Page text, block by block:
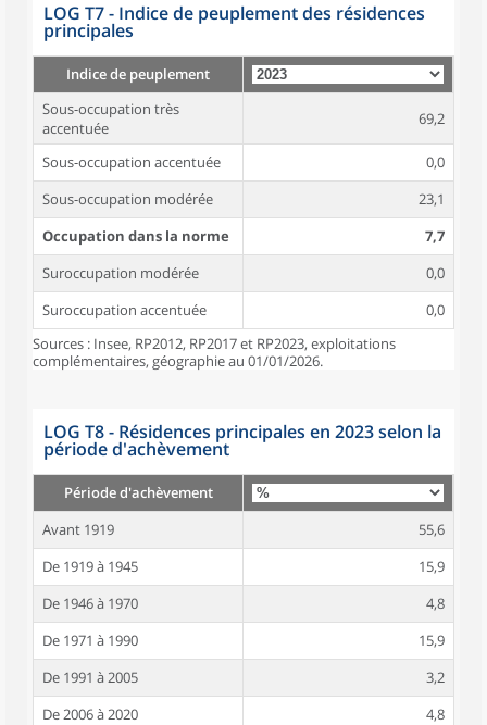
LOG T7 - Indice de peuplement des résidences
principales
Indice de peuplement
Sous-occupation très
accentuée
69,2
Sous-occupation accentuée
0,0
Sous-occupation modérée
23,1
Occupation dans la norme
7,7
Suroccupation modérée
0,0
Suroccupation accentuée
0,0
Sources : Insee, RP2012, RP2017 et RP2023, exploitations
complémentaires, géographie au 01/01/2026.
LOG T8 - Résidences principales en 2023 selon la
période d'achèvement
Période d'achèvement
Avant 1919
55,6
De 1919 à 1945
15,9
De 1946 à 1970
4,8
De 1971 à 1990
15,9
De 1991 à 2005
3,2
De 2006 à 2020
4,8